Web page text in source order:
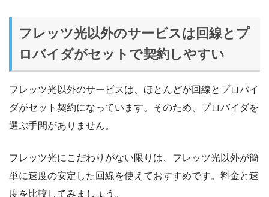
フレッツ光以外のサービスは回線とプ
ロバイダがセットで契約しやすい
フレッツ光以外のサービスは、ほとんどが回線とプロバイ
ダがセット契約になっています。そのため、プロバイダを
選ぶ手間がありません。
フレッツ光にこだわりがない限りは、フレッツ光以外が簡
単に速度の安定した回線を使えておすすめです。料金と速
度を比較してみましょう。